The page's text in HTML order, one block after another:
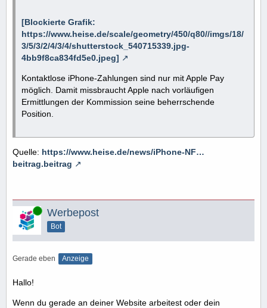
[Blockierte Grafik:
https://www.heise.de/scale/geometry/450/q80//imgs/18/
3/5/3/2/4/3/4/shutterstock_540715339.jpg-
4bb9f8ca834fd5e0.jpeg]
Kontaktlose iPhone-Zahlungen sind nur mit Apple Pay
möglich. Damit missbraucht Apple nach vorläufigen
Ermittlungen der Kommission seine beherrschende
Position.
Quelle: https://www.heise.de/news/iPhone-NF…
beitrag.beitrag
Online Werbepost
Bot
Gerade eben Anzeige
Hallo!
Wenn du gerade an deiner Website arbeitest oder dein